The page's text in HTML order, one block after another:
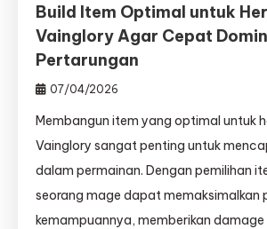
Build Item Optimal untuk
Vainglory Agar Cepat
Pertarungan
07/04/2026
Membangun item yang optimal untuk
Vainglory sangat penting untuk
dalam permainan. Dengan pemilihan
seorang mage dapat memaksimalkan
kemampuannya, memberikan